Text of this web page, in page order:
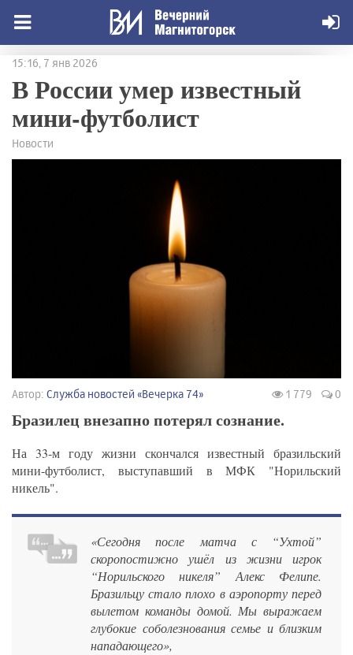
15:16, 7 янв 2026
В России умер известный
мини-футболист
Новости
Автор: Служба новостей «Вечерка 74» 1 779 0
Бразилец внезапно потерял сознание.
На 33-м году жизни скончался известный бразильский
мини-футболист, выступавший в МФК "Норильский
никель".
«Сегодня после матча с “Ухтой”
скоропостижно ушёл из жизни игрок
“Норильского никеля” Алекс Фелипе.
Бразильцу стало плохо в аэропорту перед
вылетом команды домой. Мы выражаем
глубокие соболезнования семье и близким
нападающего»,